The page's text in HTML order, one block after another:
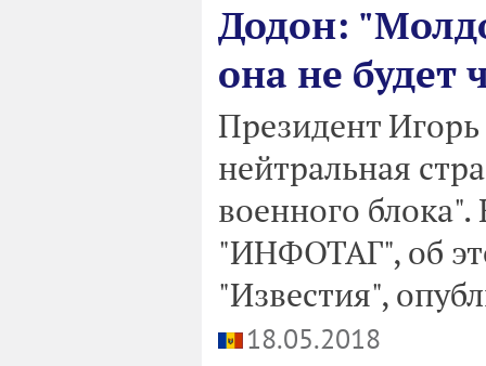
Додон:
она не будет
Президент
нейтральная
военного блока".
"ИНФОТАГ", об
"Известия",
18.05.2018